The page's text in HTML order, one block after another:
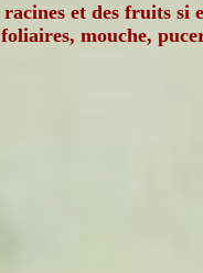
et des fruits si
mouche,